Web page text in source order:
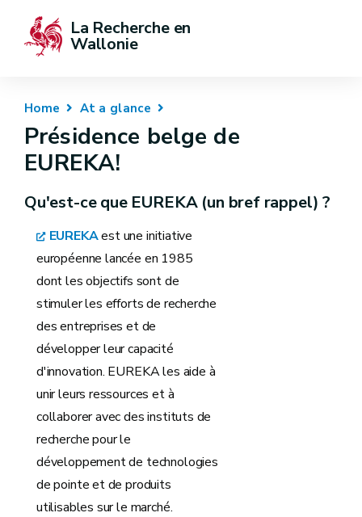
La Recherche en
Wallonie
Home At a glance
Présidence belge de
EUREKA!
Qu'est-ce que EUREKA (un bref rappel) ?
EUREKAest une initiative
européenne lancée en 1985
dont les objectifs sont de
stimuler les efforts de recherche
des entreprises et de
développer leur capacité
d'innovation. EUREKA les aide à
unir leurs ressources et à
collaborer avec des instituts de
recherche pour le
développement de technologies
de pointe et de produits
utilisables sur le marché.